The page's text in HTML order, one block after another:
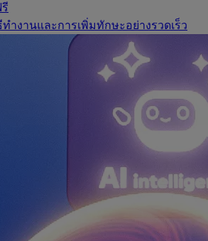
ำงานและการเพิ่มทักษะอย่างรวดเร็ว